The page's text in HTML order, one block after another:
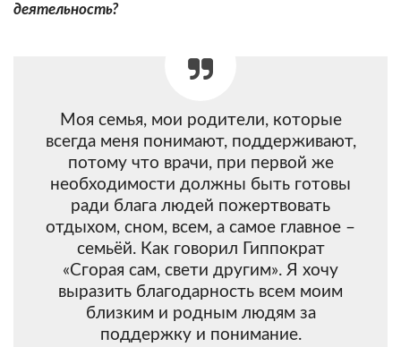
деятельность?
Моя семья, мои родители, которые
всегда меня понимают, поддерживают,
потому что врачи, при первой же
необходимости должны быть готовы
ради блага людей пожертвовать
отдыхом, сном, всем, а самое главное –
семьёй. Как говорил Гиппократ
«Сгорая сам, свети другим». Я хочу
выразить благодарность всем моим
близким и родным людям за
поддержку и понимание.